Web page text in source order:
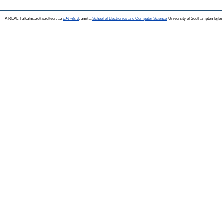
A REAL-I alkalmazott szoftvere az EPrints 3, amit a School of Electronics and Computer Science , University of Southampton